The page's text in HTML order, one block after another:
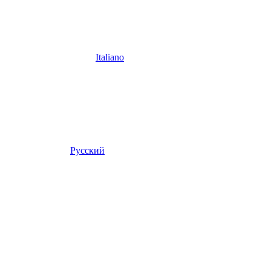
Italiano
Русский